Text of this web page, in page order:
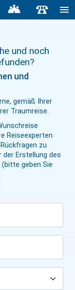
und noch
und
gemäß Ihrer
Traumreise.
Reiseexperten
zu
der Erstellung des
geben Sie